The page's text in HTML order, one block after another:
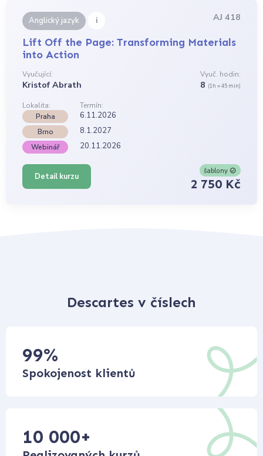
Anglický jazyk i AJ 418
Lift Off the Page: Transforming Materials
into Action
Vyučující:
Kristof Abrath
Vyuč. hodin:
8 (1h = 45 min)
Lokalita:
Termín:
Praha
6.11.2026
Brno 8.1.2027
Webinář 20.11.2026
Detail kurzu
šablony
2 750 Kč
Descartes v číslech
99%
Spokojenost klientů
10 000+